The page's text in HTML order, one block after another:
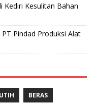
Kediri Kesulitan Bahan
Pindad Produksi Alat
BERAS